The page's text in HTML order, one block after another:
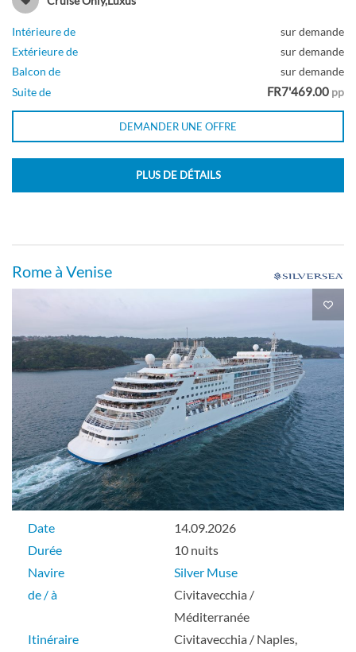
Intérieure de
sur demande
Extérieure de
sur demande
Balcon de
sur demande
Suite de
FR7'469.00 pp
DEMANDER UNE OFFRE
PLUS DE DÉTAILS
Rome à Venise
Date
14.09.2026
Durée
10 nuits
Navire
Silver Muse
de / à
Civitavecchia /
Méditerranée
Itinéraire
Civitavecchia / Naples,